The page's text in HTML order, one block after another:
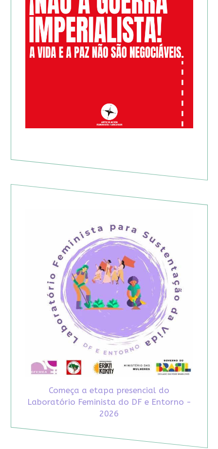
Começa a etapa presencial do
Laboratório Feminista do DF e Entorno -
2026